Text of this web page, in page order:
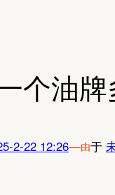
个油
2-22 12:26—由于